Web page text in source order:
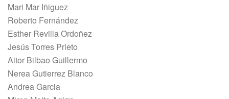
Mari Mar Iñiguez
Roberto Fernández
Esther Revilla Ordoñez
Jesús Torres Prieto
Aitor Bilbao Guillermo
Nerea Gutierrez Blanco
Andrea Garcia